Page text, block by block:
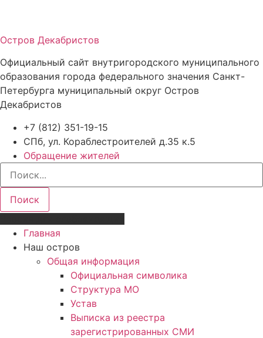
Остров Декабристов
Официальный сайт внутригородского муниципального
образования города федерального значения Санкт-
Петербурга муниципальный округ Остров
Декабристов
+7 (812) 351-19-15
СПб, ул. Кораблестроителей д.35 к.5
Обращение жителей
Поиск
Главная
Наш остров
Общая информация
Официальная символика
Структура МО
Устав
Выписка из реестра
зарегистрированных СМИ